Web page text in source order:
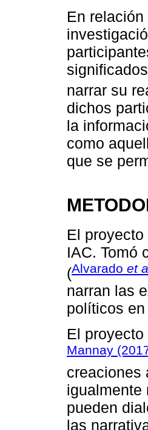
En
narrar su
dichos
la
como
que se
El
IAC. Tomó
(Alvarado et
narran las
políticos
El
Mannay
creaciones
igualmente
pueden
las